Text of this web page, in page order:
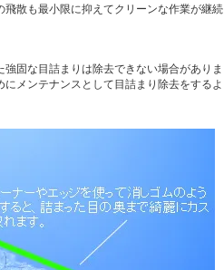
散も最小限に抑えてクリーンな作業が継続
固な目詰まりは除去できない場合がありま
メンテナンスとして目詰まり除去をするよ